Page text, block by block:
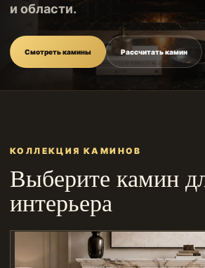
и области.
Смотреть камины Рассчитать камин
КОЛЛЕКЦИЯ КАМИНОВ
Выберите камин
интерьера